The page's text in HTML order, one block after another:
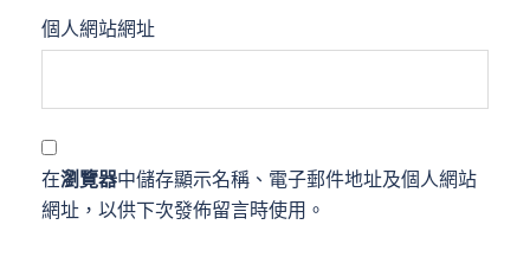
個人網站網址
在瀏覽器中儲存顯示名稱、電子郵件地址及個人網站
網址，以供下次發佈留言時使用。